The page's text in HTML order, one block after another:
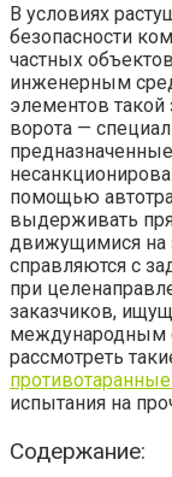
В условиях
безопасности
частных
инженерным
элементов
ворота —
помощью
выдерживать
движущимися на
справляются с
при
заказчиков,
международным
рассмотреть
испытания на
Содержание: